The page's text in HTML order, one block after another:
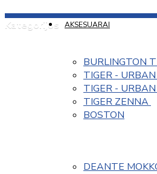
Kategorijos AKSESUARAI
BURLINGTON
TIGER -
TIGER -
TIGER ZENNA
BOSTON
DEANTE